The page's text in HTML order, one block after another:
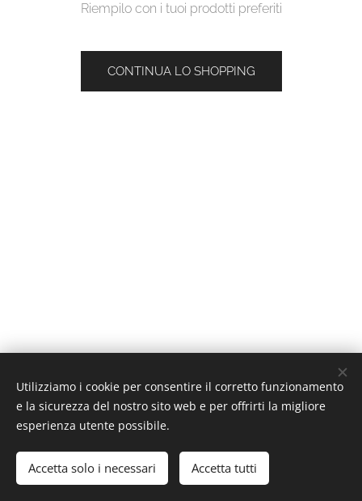
Riempilo con i tuoi prodotti preferiti
CONTINUA LO SHOPPING
Re Gino è un marchio depositato di Zio Jo - tutti i diritti
riservati 2017
Cookies
Utilizziamo i cookie per consentire il corretto funzionamento
e la sicurezza del nostro sito web e per offrirti la migliore
esperienza utente possibile.
Accetta solo i necessari Accetta tutti